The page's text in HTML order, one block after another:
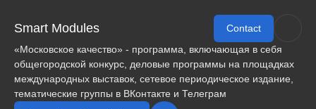
Smart Modules
Contact
«Московское качество» - программа, включающая в себя
общегородской конкурс, деловые программы на площадках
международных выставок, сетевое периодическое издание,
тематические группы в ВКонтакте и Телеграм